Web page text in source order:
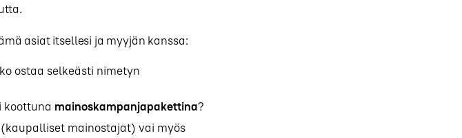
asiat itsellesi ja myyjän kanssa:
ostaa selkeästi nimetyn
koottuna mainoskampanjapakettina?
mainostajat) vai myös